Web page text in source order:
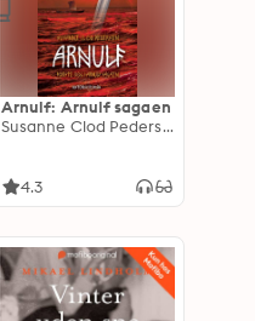
Arnulf: Arnulf sagaen
Susanne Clod Pedersen
4.3